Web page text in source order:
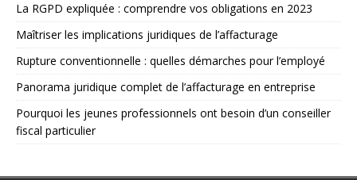
La RGPD expliquée : comprendre vos obligations en 2023
Maîtriser les implications juridiques de l’affacturage
Rupture conventionnelle : quelles démarches pour l’employé
Panorama juridique complet de l’affacturage en entreprise
Pourquoi les jeunes professionnels ont besoin d’un conseiller
fiscal particulier